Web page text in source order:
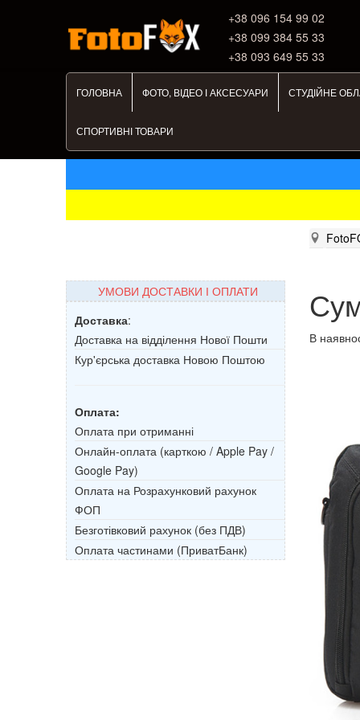
+38 ‎096 154 99 02
+38 099 384 55 33
+38 093 649 55 33
ГОЛОВНА ФОТО, ВІДЕО І АКСЕСУАРИ СТУДІЙНЕ
СПОРТИВНІ ТОВАРИ
УМОВИ ДОСТАВКИ І ОПЛАТИ
Доставка:
Доставка на відділення Нової Пошти
Кур'єрська доставка Новою Поштою
Оплата:
Оплата при отриманні
Онлайн-оплата (карткою / Apple Pay /
Google Pay)
Оплата на Розрахунковий рахунок
ФОП
Безготівковий рахунок (без ПДВ)
Оплата частинами (ПриватБанк)
В